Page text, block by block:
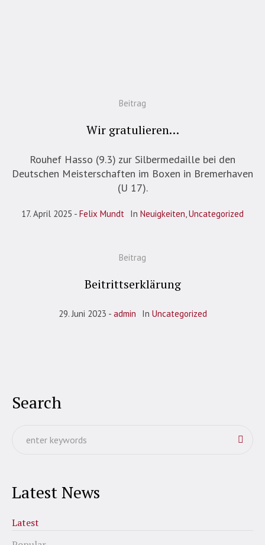
Beitrag
Wir gratulieren…
Rouhef Hasso (9.3) zur Silbermedaille bei den
Deutschen Meisterschaften im Boxen in Bremerhaven
(U 17).
17. April 2025 Felix Mundt In Neuigkeiten,Uncategorized
Beitrag
Beitrittserklärung
29. Juni 2023 admin In Uncategorized
Search
Latest News
Latest